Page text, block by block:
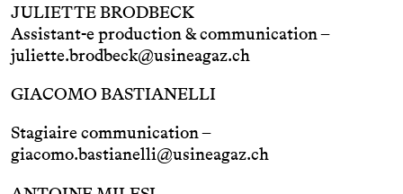
JULIETTE BRODBECK
Assistant-e production & communication –
juliette.brodbeck@usineagaz.ch
GIACOMO BASTIANELLI
Stagiaire communication –
giacomo.bastianelli@usineagaz.ch